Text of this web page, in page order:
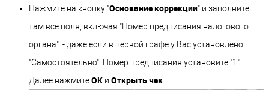
Нажмите на кнопку "Основание коррекции" и заполните
там все поля, включая "Номер предписания налогового
органа" - даже если в первой графе у Вас установлено
"Самостоятельно". Номер предписания установите "1".
Далее нажмитеОК и Открыть чек